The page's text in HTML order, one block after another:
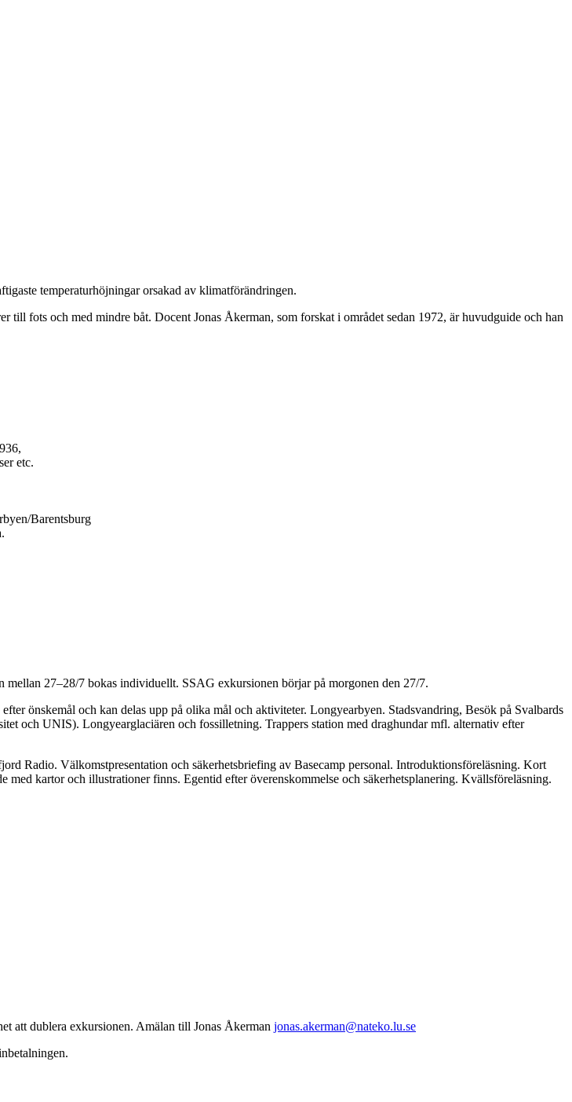
temperaturhöjningar orsakad av klimatförändringen.
fots och med mindre båt. Docent Jonas Åkerman, som forskat i området sedan 1972, är huvudguide och han
etc.
Barentsburg
27–28/7 bokas individuellt. SSAG exkursionen börjar på morgonen den 27/7.
önskemål och kan delas upp på olika mål och aktiviteter. Longyearbyen. Stadsvandring, Besök på Svalbards
och UNIS). Longyearglaciären och fossilletning. Trappers station med draghundar mfl. alternativ efter
Radio. Välkomstpresentation och säkerhetsbriefing av Basecamp personal. Introduktionsföreläsning. Kort
kartor och illustrationer finns. Egentid efter överenskommelse och säkerhetsplanering. Kvällsföreläsning.
att dublera exkursionen. Amälan till Jonas Åkerman jonas.akerman@nateko.lu.se